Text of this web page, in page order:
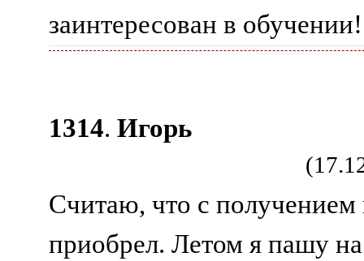
заинтересован в обучении!
1314. Игорь
Считаю, что с получением
приобрел. Летом я пашу